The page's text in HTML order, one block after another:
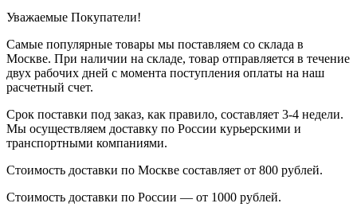
Уважаемые Покупатели!
Самые популярные товары мы поставляем со склада в
Москве. При наличии на складе, товар отправляется в течение
двух рабочих дней с момента поступления оплаты на наш
расчетный счет.
Срок поставки под заказ, как правило, составляет 3-4 недели.
Мы осуществляем доставку по России курьерскими и
транспортными компаниями.
Стоимость доставки по Москве составляет от 800 рублей.
Стоимость доставки по России — от 1000 рублей.